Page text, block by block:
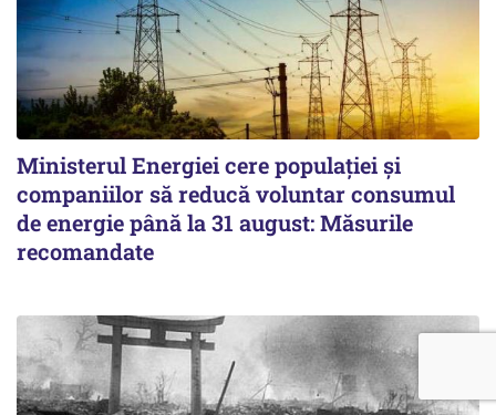
Ministerul Energiei cere populației și
companiilor să reducă voluntar consumul
de energie până la 31 august: Măsurile
recomandate